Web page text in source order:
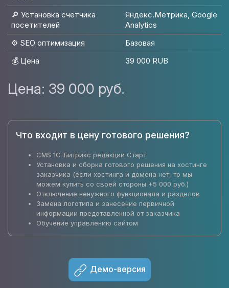
🔎 Установка счетчика
посетителей
Яндекс.Метрика, Google
Analytics
⚙️ SEO оптимизация
Базовая
💰 Цена
39 000 RUB
Цена: 39 000 руб.
Что входит в цену готового решения?
CMS 1C-Битрикс редакции Старт
Установка и сборка готового решения на хостинге
заказчика (если хостинга и домена нет, то мы
можем купить со своей стороны +5 000 руб.)
Отключение ненужного функционала и разделов
Замена логотипа и занесение первичной
информации предотавленной от заказчика
Обучение управлению сайтом
Демо-версия